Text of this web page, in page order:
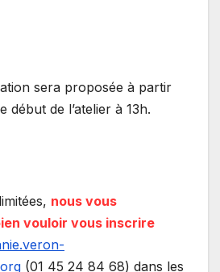
sera proposée à partir
début de l’atelier à 13h.
nous vous
vouloir vous inscrire
(01 45 24 84 68) dans les